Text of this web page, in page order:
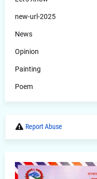
new-url-2025
News
Opinion
Painting
Poem
Report Abuse